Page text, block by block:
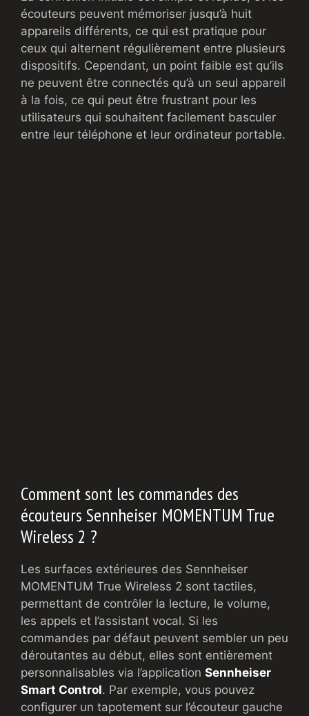
écouteurs peuvent mémoriser jusqu’à huit
appareils différents, ce qui est pratique pour
ceux qui alternent régulièrement entre plusieurs
dispositifs. Cependant, un point faible est qu’ils
ne peuvent être connectés qu’à un seul appareil
à la fois, ce qui peut être frustrant pour les
utilisateurs qui souhaitent facilement basculer
entre leur téléphone et leur ordinateur portable.
Comment sont les commandes des
écouteurs Sennheiser MOMENTUM True
Wireless 2 ?
Les surfaces extérieures des Sennheiser
MOMENTUM True Wireless 2 sont tactiles,
permettant de contrôler la lecture, le volume,
les appels et l’assistant vocal. Si les
commandes par défaut peuvent sembler un peu
déroutantes au début, elles sont entièrement
personnalisables via l’application Sennheiser
Smart Control. Par exemple, vous pouvez
configurer un tapotement sur l’écouteur gauche